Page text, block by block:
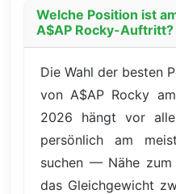
Welche Position ist
A$AP Rocky-Auftritt?
Die Wahl der besten
von A$AP Rocky
2026 hängt vor
persönlich am
suchen — Nähe zum
das Gleichgewicht